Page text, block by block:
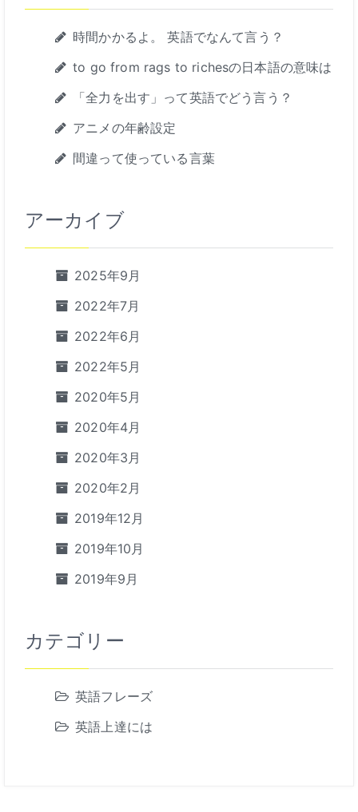
時間かかるよ。 英語でなんて言う？
to go from rags to richesの日本語の意味は
「全力を出す」って英語でどう言う？
アニメの年齢設定
間違って使っている言葉
アーカイブ
2025年9月
2022年7月
2022年6月
2022年5月
2020年5月
2020年4月
2020年3月
2020年2月
2019年12月
2019年10月
2019年9月
カテゴリー
英語フレーズ
英語上達には